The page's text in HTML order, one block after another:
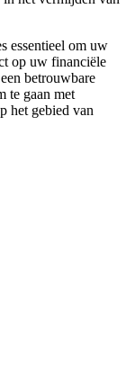
essentieel om uw
op uw financiële
betrouwbare
te gaan met
het gebied van